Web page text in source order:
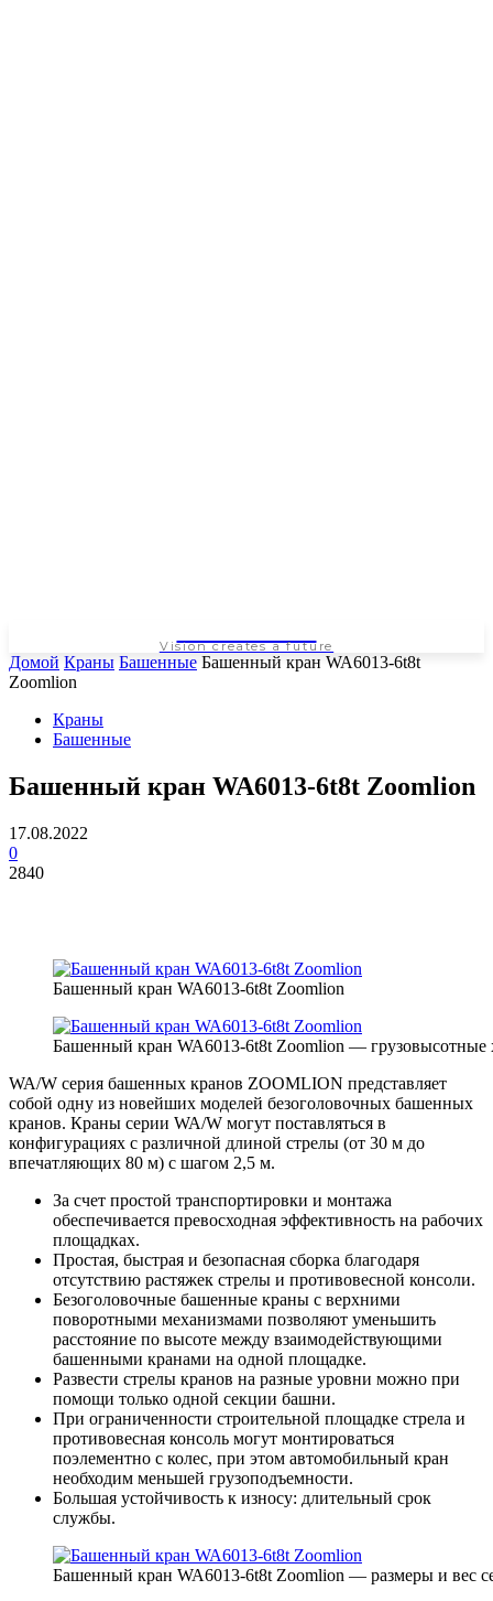
Vision creates a future
Домой Краны Башенные Башенный кран WA6013-6t8t
Zoomlion
Краны
Башенные
Башенный кран WA6013-6t8t Zoomlion
17.08.2022
0
2840
Башенный кран WA6013-6t8t Zoomlion
Башенный кран WA6013-6t8t Zoomlion — грузовысотные
WA/W серия башенных кранов ZOOMLION представляет
собой одну из новейших моделей безоголовочных башенных
кранов. Краны серии WA/W могут поставляться в
конфигурациях с различной длиной стрелы (от 30 м до
впечатляющих 80 м) с шагом 2,5 м.
За счет простой транспортировки и монтажа
обеспечивается превосходная эффективность на рабочих
площадках.
Простая, быстрая и безопасная сборка благодаря
отсутствию растяжек стрелы и противовесной консоли.
Безоголовочные башенные краны с верхними
поворотными механизмами позволяют уменьшить
расстояние по высоте между взаимодействующими
башенными кранами на одной площадке.
Развести стрелы кранов на разные уровни можно при
помощи только одной секции башни.
При ограниченности строительной площадке стрела и
противовесная консоль могут монтироваться
поэлементно с колес, при этом автомобильный кран
необходим меньшей грузоподъемности.
Большая устойчивость к износу: длительный срок
службы.
Башенный кран WA6013-6t8t Zoomlion — размеры и вес